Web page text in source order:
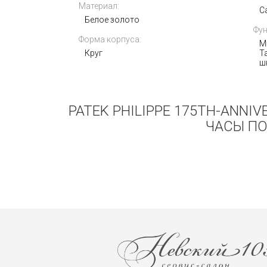
Материал:
Белое золото
Форма корпуса:
Круг
PATEK PHILIPPE 175TH-
ЧАСЫ